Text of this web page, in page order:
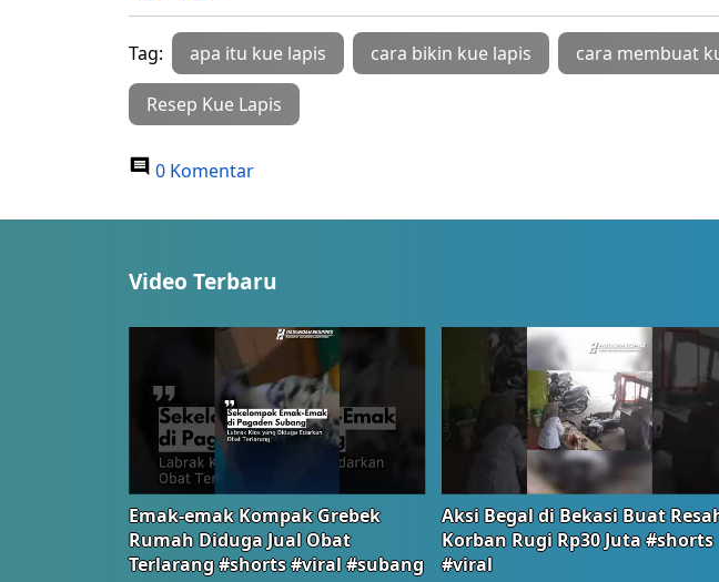
Tag: apa itu kue lapis cara bikin kue lapis cara membuat
Resep Kue Lapis
0 Komentar
Video Terbaru
Emak-emak Kompak Grebek
Rumah Diduga Jual Obat
Terlarang #shorts #viral #subang
Aksi Begal di Bekasi Buat
Korban Rugi Rp30 Juta #shorts
#viral